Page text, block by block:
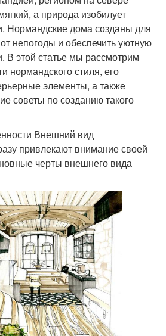
а природа изобилует
Нормандские дома созданы для
непогоды и обеспечить уютную
В этой статье мы рассмотрим
нормандского стиля, его
элементы, а также
советы по созданию такого
Внешний вид
привлекают внимание своей
черты внешнего вида